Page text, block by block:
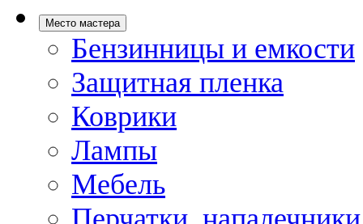
Место мастера
Бензинницы и емкости
Защитная пленка
Коврики
Лампы
Мебель